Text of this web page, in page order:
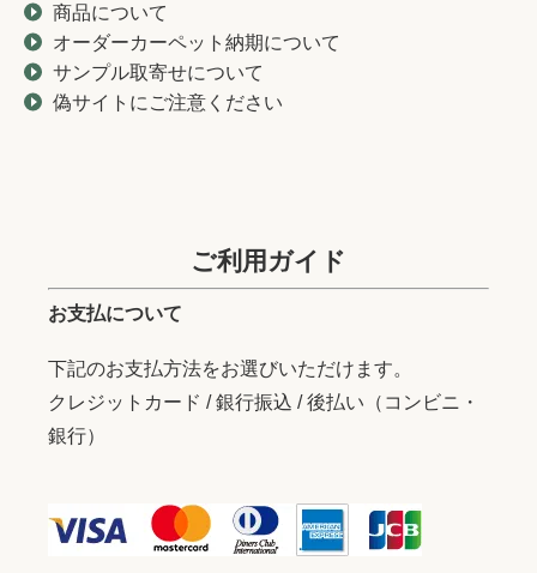
商品について
オーダーカーペット納期について
サンプル取寄せについて
偽サイトにご注意ください
ご利用ガイド
お支払について
下記のお支払方法をお選びいただけます。
クレジットカード / 銀行振込 / 後払い（コンビニ・
銀行）